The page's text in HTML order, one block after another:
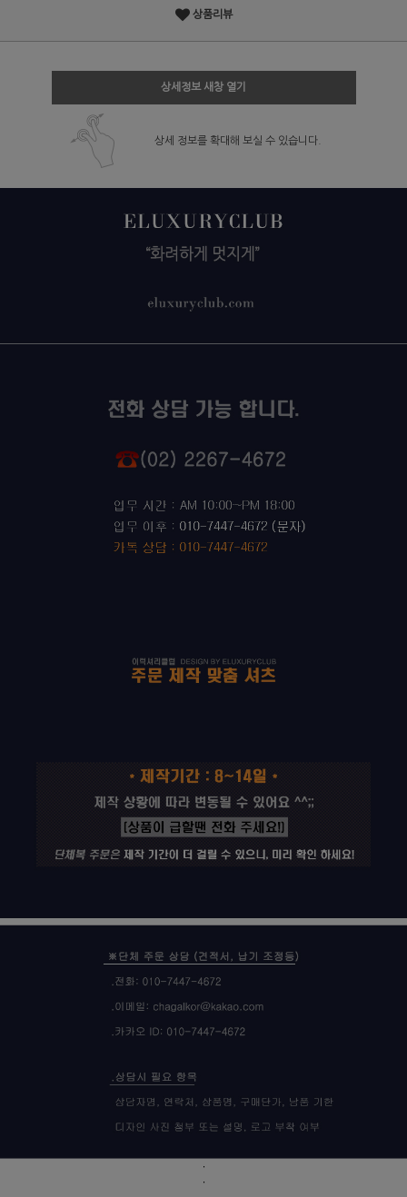
상품리뷰
상세정보 새창 열기
상세 정보를 확대해 보실 수 있습니다.